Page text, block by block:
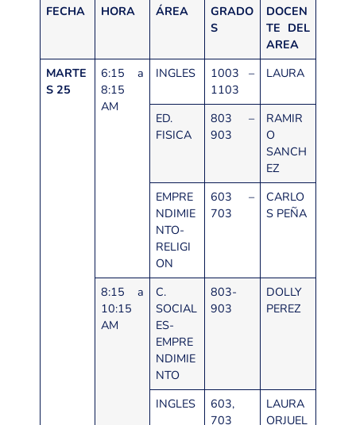
FECHA HORA ÁREA
GRADO
S
DOCEN
TE DEL
AREA
MARTE
S 25
6:15 a
8:15
AM
INGLES
1003 –
1103
LAURA
ED.
FISICA
803 –
903
RAMIR
O
SANCH
EZ
EMPRE
NDIMIE
NTO-
RELIGI
ON
603 –
703
CARLO
S PEÑA
8:15 a
10:15
AM
C.
SOCIAL
ES-
EMPRE
NDIMIE
NTO
803-
903
DOLLY
PEREZ
INGLES
603,
703
LAURA
ORJUEL